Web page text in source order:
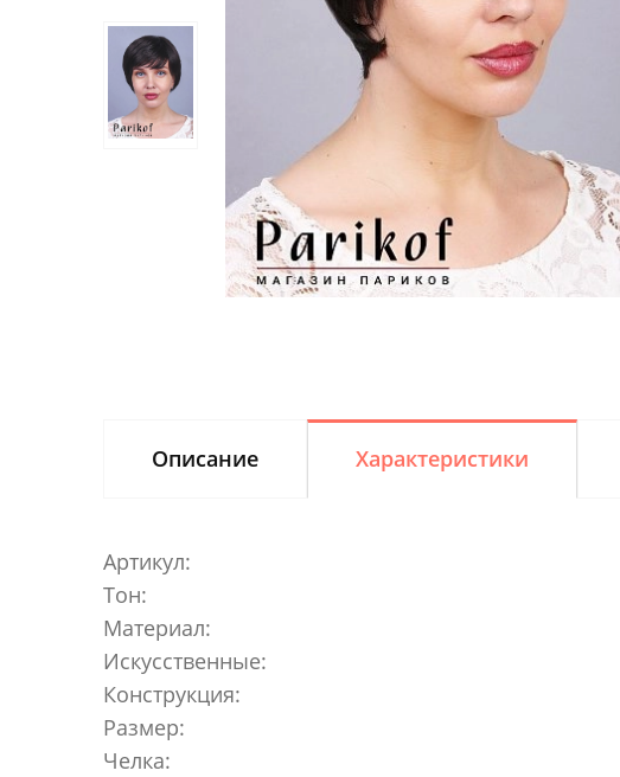
Описание Характеристики
Артикул:
Тон:
Материал:
Искусственные:
Конструкция:
Размер:
Челка: